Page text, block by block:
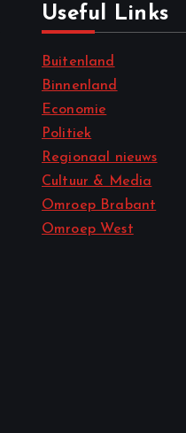
Useful Links
Buitenland
Binnenland
Economie
Politiek
Regionaal nieuws
Cultuur & Media
Omroep Brabant
Omroep West